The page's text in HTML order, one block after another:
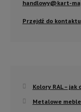
handlowy@kart-
Przejdź do kontaktu
Kolory RAL –
Metalowe